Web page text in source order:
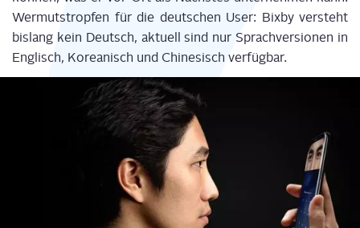
Wer­muts­trop­fen für die deut­schen User: Bix­by ver­steht
bis­lang kein Deutsch, aktu­ell sind nur Sprach­ver­sio­nen in
Eng­lisch, Korea­nisch und Chi­ne­sisch verfügbar.